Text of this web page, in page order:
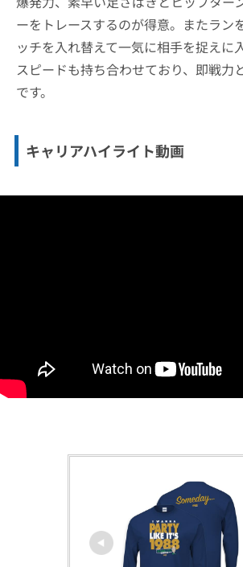
ーをトレースするのが得意。またラン
ッチを入れ替えて一気に相手を捉えに
スピードも持ち合わせており、即戦力
です。
キャリアハイライト動画